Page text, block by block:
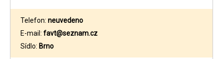
Telefon: neuvedeno
E-mail: favt@seznam.cz
Sídlo: Brno